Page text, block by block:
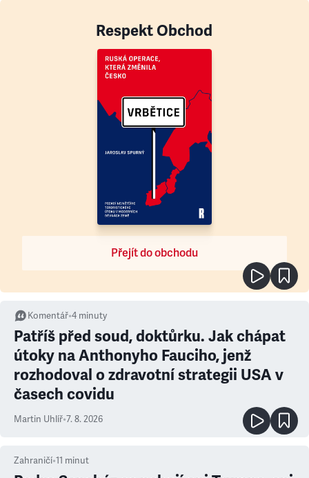
Respekt Obchod
Přejít do obchodu
Komentář•4 minuty
Patříš před soud, doktůrku. Jak chápat
útoky na Anthonyho Fauciho, jenž
rozhodoval o zdravotní strategii USA v
časech covidu
Martin Uhlíř•7. 8. 2026
Zahraničí•11 minut